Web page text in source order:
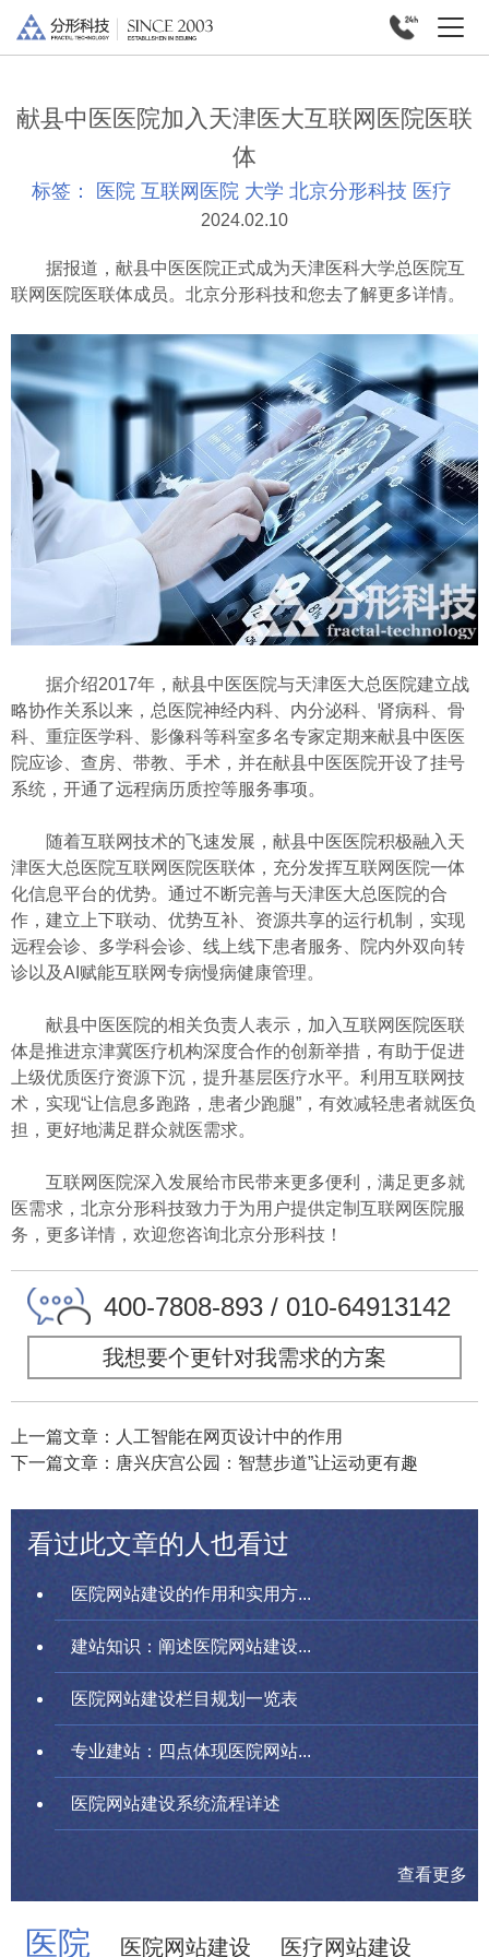
献县中医医院加入天津医大互联网医院医联
体
标签： 医院 互联网医院 大学 北京分形科技 医疗
2024.02.10
据报道，献县中医医院正式成为天津医科大学总医院互
联网医院医联体成员。北京分形科技和您去了解更多详情。
据介绍2017年，献县中医医院与天津医大总医院建立战
略协作关系以来，总医院神经内科、内分泌科、肾病科、骨
科、重症医学科、影像科等科室多名专家定期来献县中医医
院应诊、查房、带教、手术，并在献县中医医院开设了挂号
系统，开通了远程病历质控等服务事项。
随着互联网技术的飞速发展，献县中医医院积极融入天
津医大总医院互联网医院医联体，充分发挥互联网医院一体
化信息平台的优势。通过不断完善与天津医大总医院的合
作，建立上下联动、优势互补、资源共享的运行机制，实现
远程会诊、多学科会诊、线上线下患者服务、院内外双向转
诊以及AI赋能互联网专病慢病健康管理。
献县中医医院的相关负责人表示，加入互联网医院医联
体是推进京津冀医疗机构深度合作的创新举措，有助于促进
上级优质医疗资源下沉，提升基层医疗水平。利用互联网技
术，实现“让信息多跑路，患者少跑腿”，有效减轻患者就医负
担，更好地满足群众就医需求。
互联网医院深入发展给市民带来更多便利，满足更多就
医需求，北京分形科技致力于为用户提供定制互联网医院服
务，更多详情，欢迎您咨询北京分形科技！
400-7808-893 / 010-64913142
我想要个更针对我需求的方案
上一篇文章：人工智能在网页设计中的作用
下一篇文章：唐兴庆宫公园：智慧步道”让运动更有趣
看过此文章的人也看过
医院网站建设的作用和实用方...
建站知识：阐述医院网站建设...
医院网站建设栏目规划一览表
专业建站：四点体现医院网站...
医院网站建设系统流程详述
查看更多
医院 医院网站建设 医疗网站建设